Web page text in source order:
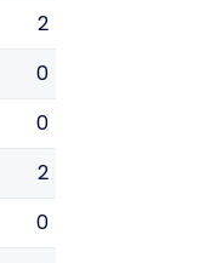
2
0
0
2
0